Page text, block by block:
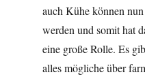
auch Kühe können
werden und somit hat
eine große Rolle. Es
alles mögliche über